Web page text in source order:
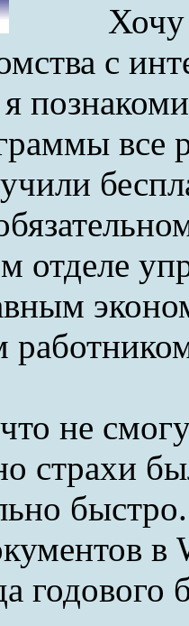
Хочу
с
все
отделе
не
страхи